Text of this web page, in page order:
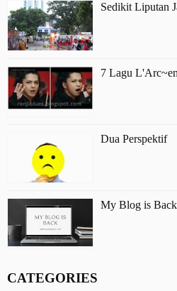
Sedikit Liputan
7 Lagu
Dua Perspektif
My Blog is Back
CATEGORIES